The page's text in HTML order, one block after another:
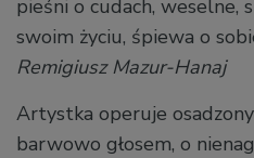
pieśni o cudach, weselne,
swoim życiu, śpiewa o
Remigiusz Mazur-Hanaj
Artystka operuje
barwowo głosem, o